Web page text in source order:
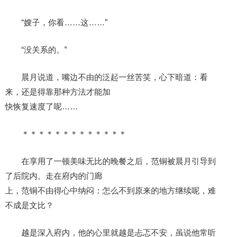
“嫂子，你看……这……”
“没关系的。”
晨月说道，嘴边不由的泛起一丝苦笑，心下暗道：看
来，还是得靠那种方法才能加
快恢复速度了呢……
＊＊＊＊＊＊＊＊＊＊＊＊＊
在享用了一顿美味无比的晚餐之后，范铜被晨月引导到
了后院内。走在府内的门廊
上，范铜不由得心中纳闷：怎么不到原来的地方继续呢，难
不成是文比？
越是深入府内，他的心里就越是忐忑不安，虽说他常听